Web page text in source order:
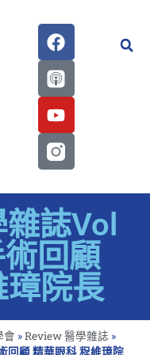
雜誌Vol
回顧
璋院長
會 »Review 醫學雜誌 »
回顧 精華眼科 程維璋院